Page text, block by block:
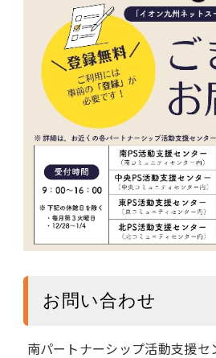
お問い合わせ
南パートナーシップ活動支援セ